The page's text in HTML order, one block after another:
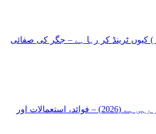
کیوں ٹرینڈ کر رہا ہے – جگر کی صفائی
گلاسگو میں جنسنگ کیوں ٹرینڈ کر رہی ہے (2026) – فوائد، استعمالات اور